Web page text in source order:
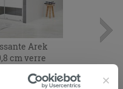
Arek
cm verre